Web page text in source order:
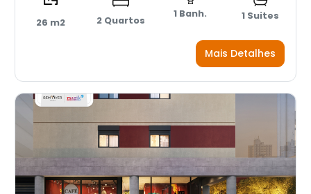
26 m2 2 Quartos
1 Banh. 1 Suites
Mais Detalhes